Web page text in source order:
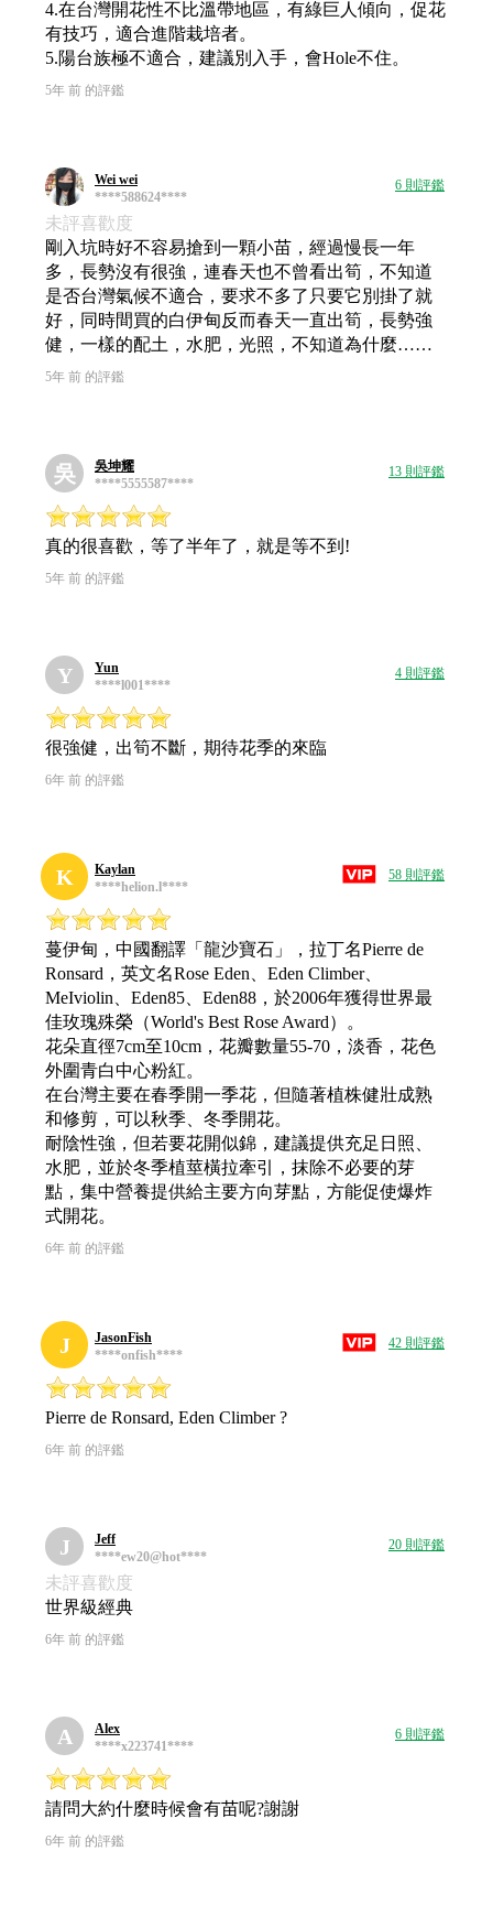
4.在台灣開花性不比溫帶地區，有綠巨人傾向，促花
有技巧，適合進階栽培者。
5.陽台族極不適合，建議別入手，會Hole不住。
5年 前 的評鑑
Wei wei
****588624****
6 則評鑑
未評喜歡度
剛入坑時好不容易搶到一顆小苗，經過慢長一年
多，長勢沒有很強，連春天也不曾看出筍，不知道
是否台灣氣候不適合，要求不多了只要它別掛了就
好，同時間買的白伊甸反而春天一直出筍，長勢強
健，一樣的配土，水肥，光照，不知道為什麼……
5年 前 的評鑑
吳
吳坤耀
****5555587****
13 則評鑑
真的很喜歡，等了半年了，就是等不到!
5年 前 的評鑑
Y
Yun
****l001****
4 則評鑑
很強健，出筍不斷，期待花季的來臨
6年 前 的評鑑
K
Kaylan
****helion.l****
58 則評鑑
蔓伊甸，中國翻譯「龍沙寶石」，拉丁名Pierre de
Ronsard，英文名Rose Eden、Eden Climber、
MeIviolin、Eden85、Eden88，於2006年獲得世界最
佳玫瑰殊榮（World's Best Rose Award）。
花朵直徑7cm至10cm，花瓣數量55-70，淡香，花色
外圍青白中心粉紅。
在台灣主要在春季開一季花，但隨著植株健壯成熟
和修剪，可以秋季、冬季開花。
耐陰性強，但若要花開似錦，建議提供充足日照、
水肥，並於冬季植莖橫拉牽引，抹除不必要的芽
點，集中營養提供給主要方向芽點，方能促使爆炸
式開花。
6年 前 的評鑑
J
JasonFish
****onfish****
42 則評鑑
Pierre de Ronsard, Eden Climber ?
6年 前 的評鑑
J
Jeff
****ew20@hot****
20 則評鑑
未評喜歡度
世界級經典
6年 前 的評鑑
A
Alex
****x223741****
6 則評鑑
請問大約什麼時候會有苗呢?謝謝
6年 前 的評鑑